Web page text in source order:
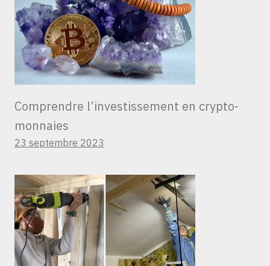
Comprendre l’investissement en crypto-
monnaies
23 septembre 2023